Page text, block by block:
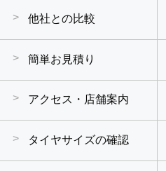
他社との比較
簡単お見積り
アクセス・店舗案内
タイヤサイズの確認